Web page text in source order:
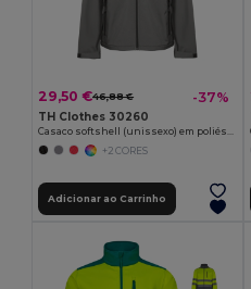
29,50 €46,88 € -37%
TH Clothes 30260
Casaco softshell (unissexo) em poliéster e elastano
+2 CORES
Adicionar ao Carrinho